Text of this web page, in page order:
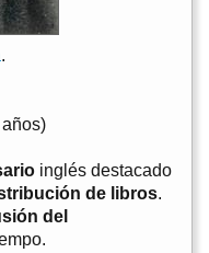
.
inglés destacado
de libros.
del